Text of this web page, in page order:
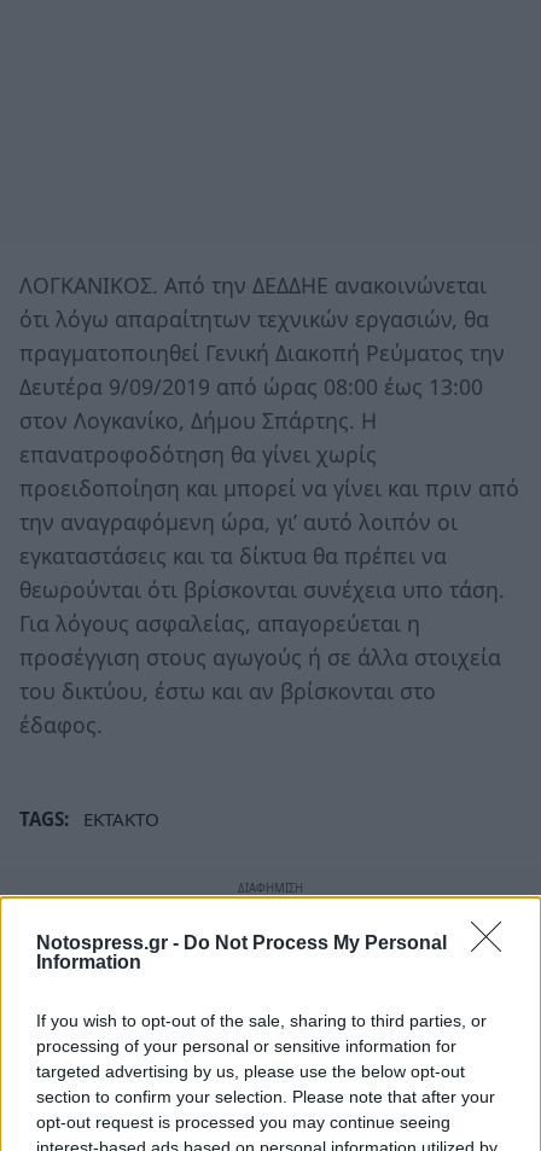
Notospress.gr - Do Not Process My Personal
Information
If you wish to opt-out of the sale, sharing to third parties, or
processing of your personal or sensitive information for
targeted advertising by us, please use the below opt-out
section to confirm your selection. Please note that after your
opt-out request is processed you may continue seeing
interest-based ads based on personal information utilized by
ΛΟΓΚΑΝΙΚΟΣ. Από την ΔΕΔΔΗΕ ανακοινώνεται
ότι λόγω απαραίτητων τεχνικών εργασιών, θα
πραγματοποιηθεί Γενική Διακοπή Ρεύματος την
Δευτέρα 9/09/2019 από ώρας 08:00 έως 13:00
στον Λογκανίκο, Δήμου Σπάρτης. Η
επανατροφοδότηση θα γίνει χωρίς
προειδοποίηση και μπορεί να γίνει και πριν από
την αναγραφόμενη ώρα, γι’ αυτό λοιπόν οι
εγκαταστάσεις και τα δίκτυα θα πρέπει να
θεωρούνται ότι βρίσκονται συνέχεια υπο τάση.
Για λόγους ασφαλείας, απαγορεύεται η
προσέγγιση στους αγωγούς ή σε άλλα στοιχεία
του δικτύου, έστω και αν βρίσκονται στο
έδαφος.
TAGS: ΕΚΤΑΚΤΟ